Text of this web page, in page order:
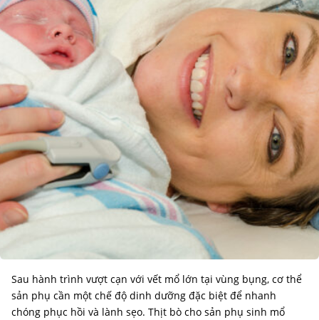
Sau hành trình vượt cạn với vết mổ lớn tại vùng bụng, cơ thể
sản phụ cần một chế độ dinh dưỡng đặc biệt để nhanh
chóng phục hồi và lành sẹo. Thịt bò cho sản phụ sinh mổ